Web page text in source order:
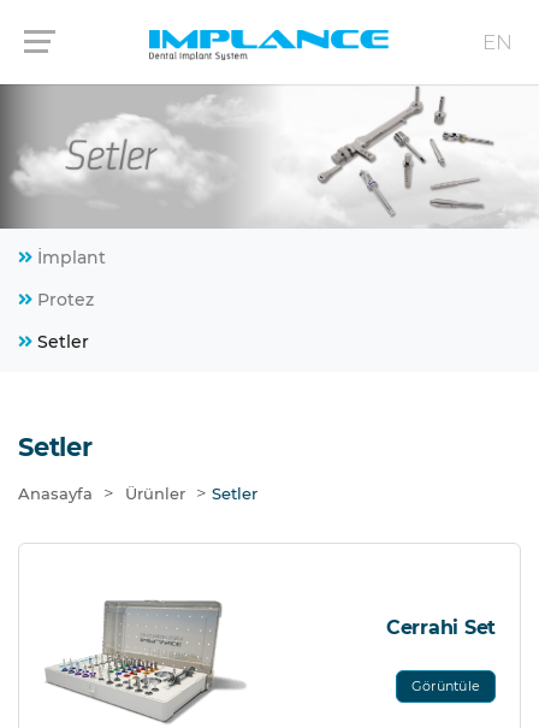
EN
İmplant
Protez
Setler
Setler
Anasayfa > Ürünler > Setler
Cerrahi Set
Görüntüle